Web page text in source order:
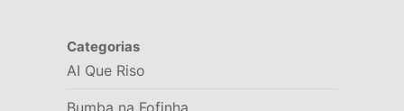
Categorias
AI Que Riso